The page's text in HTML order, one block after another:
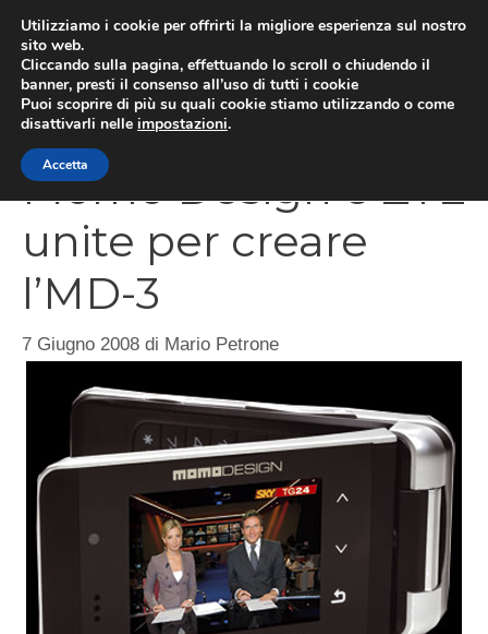
contenuto
Momo Design e ZTE
unite per creare
l’MD-3
7 Giugno 2008 di Mario Petrone
Utilizziamo i cookie per offrirti la migliore esperienza sul nostro
sito web.
Cliccando sulla pagina, effettuando lo scroll o chiudendo il
banner, presti il consenso all’uso di tutti i cookie
Puoi scoprire di più su quali cookie stiamo utilizzando o come
disattivarli nelle impostazioni.
Accetta